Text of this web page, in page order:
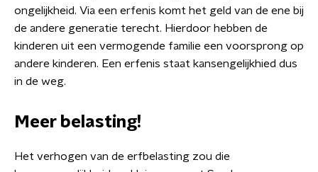
ongelijkheid. Via een erfenis komt het geld van de ene bij
de andere generatie terecht. Hierdoor hebben de
kinderen uit een vermogende familie een voorsprong op
andere kinderen. Een erfenis staat kansengelijkhied dus
in de weg.
Meer belasting!
Het verhogen van de erfbelasting zou die